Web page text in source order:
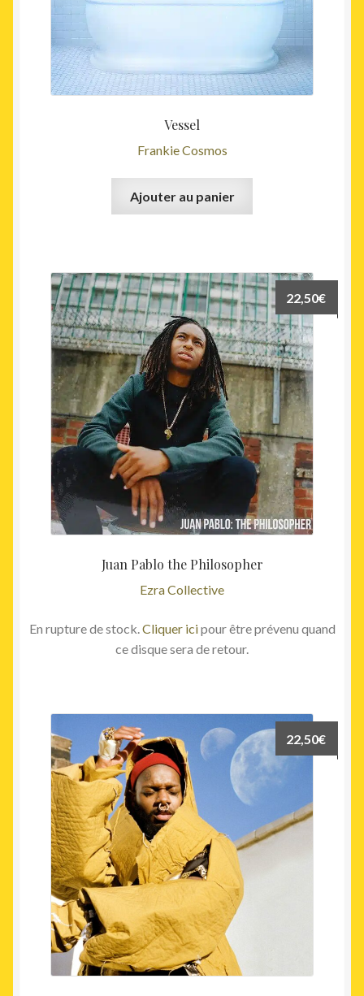
Vessel
Frankie Cosmos
Ajouter au panier
Juan Pablo the Philosopher
Ezra Collective
22,50€
En rupture de stock. Cliquer icipour être prévenu quand
ce disque sera de retour.
22,50€